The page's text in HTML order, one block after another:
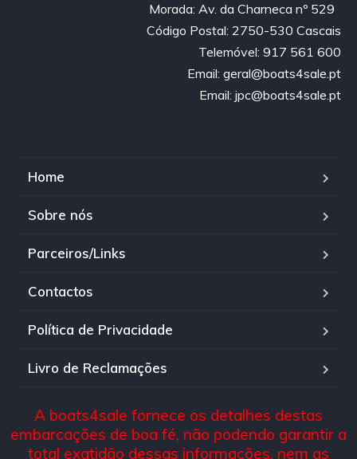
Morada: Av. da Charneca nº 529
Código Postal: 2750-530 Cascais
Telemóvel: 917 561 600
Email: geral@boats4sale.pt
Email: jpc@boats4sale.pt
Home
Sobre nós
Parceiros/Links
Contactos
Política de Privacidade
Livro de Reclamações
A boats4sale fornece os detalhes destas
embarcações de boa fé, não podendo garantir a
total exatidão dessas informações, nem as